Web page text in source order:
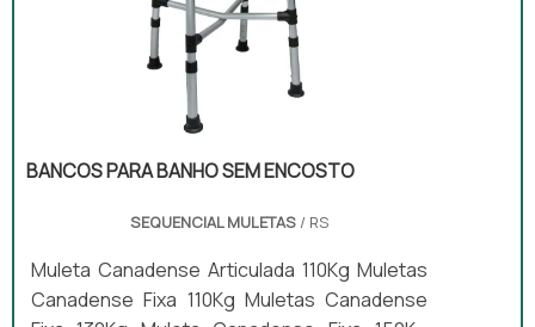
tanto para uso domiciliar quanto hospitalar.
BANCOS PARA BANHO SEM ENCOSTO
SEQUENCIAL MULETAS/ RS
Muleta Canadense Articulada 110Kg Muletas
Canadense Fixa 110Kg Muletas Canadense